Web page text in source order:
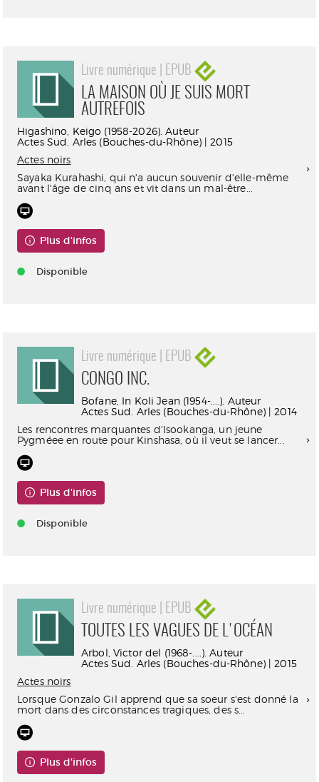
Livre numérique | EPUB
LA MAISON OÙ JE SUIS MORT
AUTREFOIS
Higashino, Keigo (1958-2026). Auteur
Actes Sud. Arles (Bouches-du-Rhône) | 2015
Actes noirs
Sayaka Kurahashi, qui n'a aucun souvenir d'elle-même
avant l'âge de cinq ans et vit dans un mal-être...
Plus d'infos
Disponible
Livre numérique | EPUB
CONGO INC.
Bofane, In Koli Jean (1954-....). Auteur
Actes Sud. Arles (Bouches-du-Rhône) | 2014
Les rencontres marquantes d'Isookanga, un jeune
Pygméee en route pour Kinshasa, où il veut se lancer...
Plus d'infos
Disponible
Livre numérique | EPUB
TOUTES LES VAGUES DE L'OCÉAN
Arbol, Victor del (1968-....). Auteur
Actes Sud. Arles (Bouches-du-Rhône) | 2015
Actes noirs
Lorsque Gonzalo Gil apprend que sa soeur s'est donné la
mort dans des circonstances tragiques, des s...
Plus d'infos